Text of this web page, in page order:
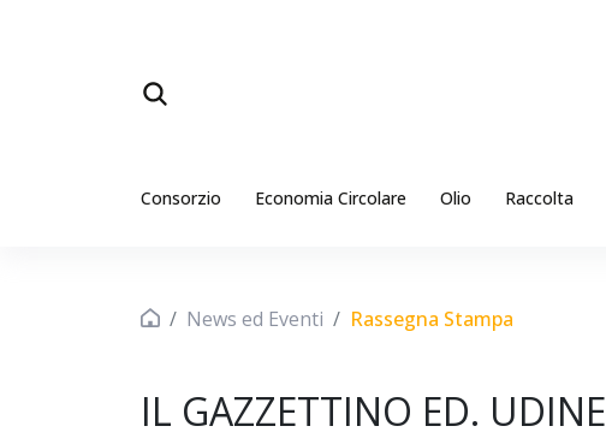
Consorzio Economia Circolare Olio Raccolta
News ed Eventi Rassegna Stampa
IL GAZZETTINO ED. UDINE